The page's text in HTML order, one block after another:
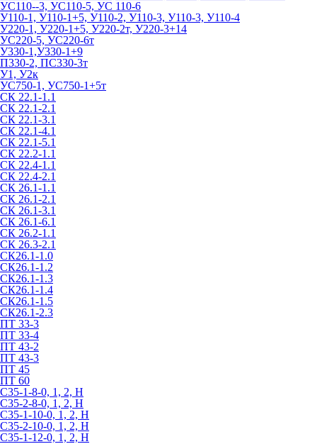
УС110--3, УС110-5, УС 110-6
У110-1, У110-1+5, У110-2, У110-3, У110-3, У110-4
У220-1, У220-1+5, У220-2т, У220-3+14
УС220-5, УС220-6т
У330-1,У330-1+9
П330-2, ПС330-3т
У1, У2к
УС750-1, УС750-1+5т
СК 22.1-1.1
СК 22.1-2.1
СК 22.1-3.1
СК 22.1-4.1
СК 22.1-5.1
СК 22.2-1.1
СК 22.4-1.1
СК 22.4-2.1
СК 26.1-1.1
СК 26.1-2.1
СК 26.1-3.1
СК 26.1-6.1
СК 26.2-1.1
СК 26.3-2.1
СК26.1-1.0
СК26.1-1.2
СК26.1-1.3
СК26.1-1.4
СК26.1-1.5
СК26.1-2.3
ПТ 33-3
ПТ 33-4
ПТ 43-2
ПТ 43-3
ПТ 45
ПТ 60
С35-1-8-0, 1, 2, Н
С35-2-8-0, 1, 2, Н
С35-1-10-0, 1, 2, Н
С35-2-10-0, 1, 2, Н
С35-1-12-0, 1, 2, Н